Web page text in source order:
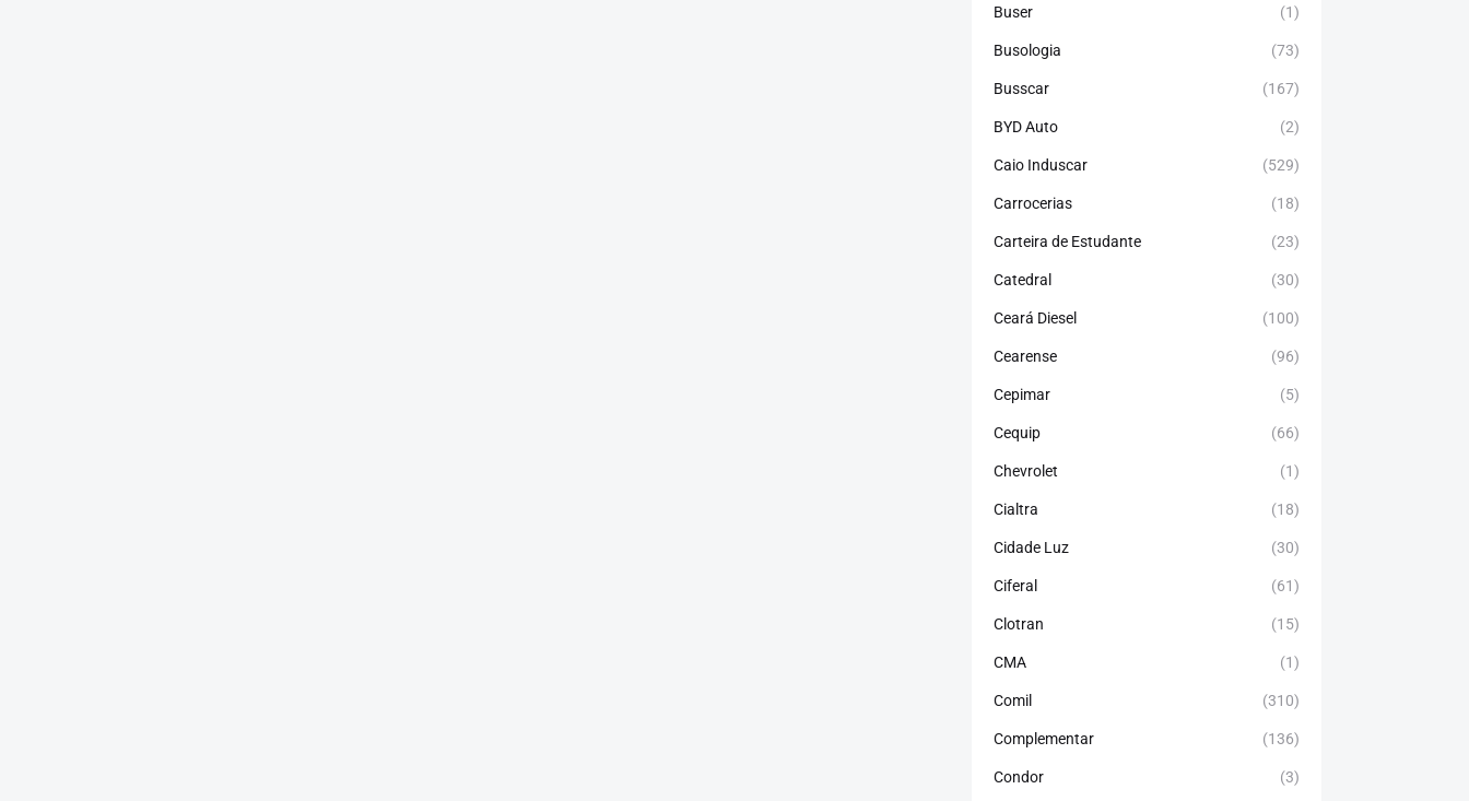
Buser (1)
Busologia (73)
Busscar (167)
BYD Auto (2)
Caio Induscar (529)
Carrocerias (18)
Carteira de Estudante (23)
Catedral (30)
Ceará Diesel (100)
Cearense (96)
Cepimar (5)
Cequip (66)
Chevrolet (1)
Cialtra (18)
Cidade Luz (30)
Ciferal (61)
Clotran (15)
CMA (1)
Comil (310)
Complementar (136)
Condor (3)